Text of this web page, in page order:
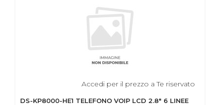
Accedi per il prezzo a Te riservato
DS-KP8000-HE1 TELEFONO VOIP LCD 2.8" 6 LINEE